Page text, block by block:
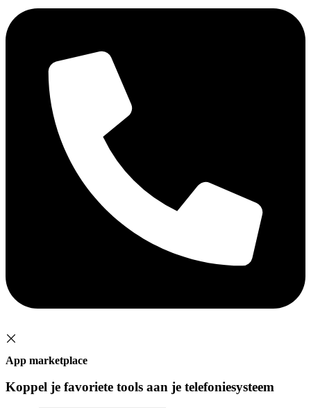
App marketplace
Koppel je favoriete tools aan je telefoniesysteem